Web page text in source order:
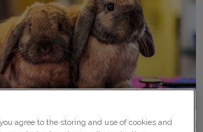
agree to the storing and use of cookies and